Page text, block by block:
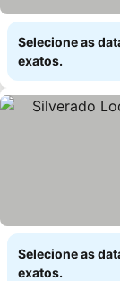
Selecione as
exatos.
Selecione as
exatos.